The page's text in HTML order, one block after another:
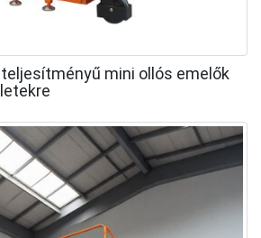
mini ollós emelők